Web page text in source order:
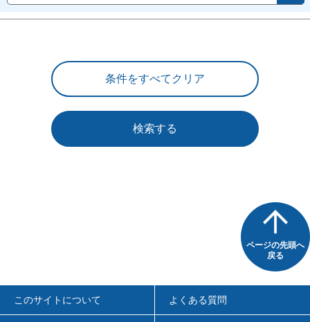
検索する
ページの先頭へ
戻る
このサイトについて よくある質問